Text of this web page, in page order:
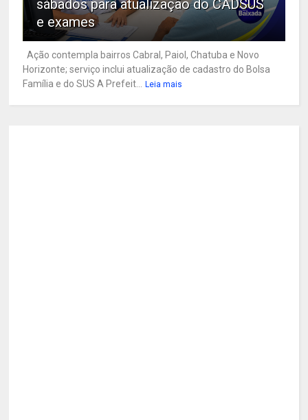
sábados para atualização do CADSUS
e exames
Ação contempla bairros Cabral, Paiol, Chatuba e Novo
Horizonte; serviço inclui atualização de cadastro do Bolsa
Família e do SUS A Prefeit...
Leia mais